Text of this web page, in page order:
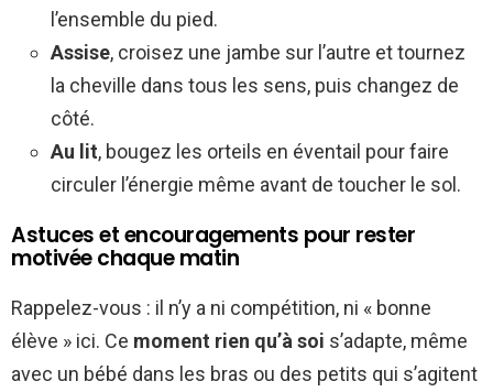
l’ensemble du pied.
Assise, croisez une jambe sur l’autre et tournez
la cheville dans tous les sens, puis changez de
côté.
Au lit, bougez les orteils en éventail pour faire
circuler l’énergie même avant de toucher le sol.
Astuces et encouragements pour rester
motivée chaque matin
Rappelez-vous : il n’y a ni compétition, ni « bonne
élève » ici. Ce moment rien qu’à soi s’adapte, même
avec un bébé dans les bras ou des petits qui s’agitent